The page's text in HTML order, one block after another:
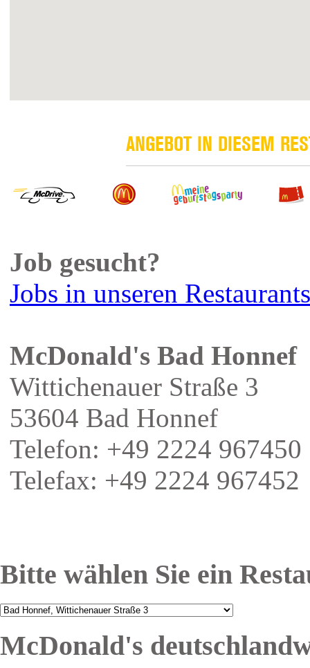
ANGEBOT IN DIESEM
Job gesucht?
Jobs in unseren Restaurants
McDonald's Bad Honnef
Wittichenauer Straße 3
53604 Bad Honnef
Telefon: +49 2224 967450
Telefax: +49 2224 967452
Bitte wählen Sie ein
McDonald's